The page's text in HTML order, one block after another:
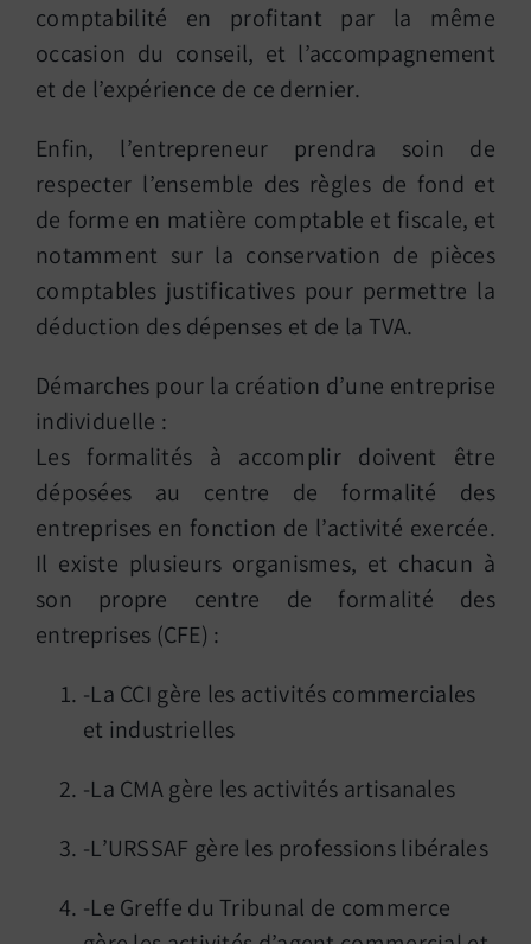
comptabilité en profitant par la même
occasion du conseil, et l’accompagnement
et de l’expérience de ce dernier.
Enfin, l’entrepreneur prendra soin de
respecter l’ensemble des règles de fond et
de forme en matière comptable et fiscale, et
notamment sur la conservation de pièces
comptables justificatives pour permettre la
déduction des dépenses et de la TVA.
Démarches pour la création d’une entreprise
individuelle :
Les formalités à accomplir doivent être
déposées au centre de formalité des
entreprises en fonction de l’activité exercée.
Il existe plusieurs organismes, et chacun à
son propre centre de formalité des
entreprises (CFE) :
-La CCI gère les activités commerciales
et industrielles
-La CMA gère les activités artisanales
-L’URSSAF gère les professions libérales
-Le Greffe du Tribunal de commerce